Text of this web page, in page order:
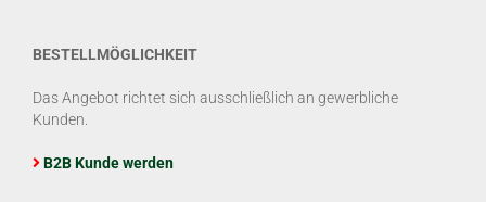
BESTELLMÖGLICHKEIT
Das Angebot richtet sich ausschließlich an gewerbliche
Kunden.
B2B Kunde werden